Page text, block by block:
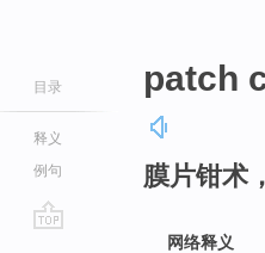
目录
释义
例句
patch
膜片钳术
网络释义